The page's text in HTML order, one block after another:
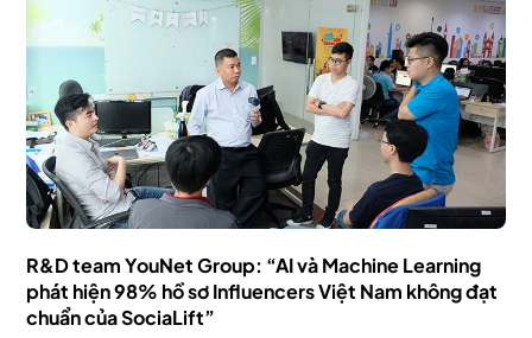
R&D team YouNet Group: “AI và Machine Learning
phát hiện 98% hồ sơ Influencers Việt Nam không đạt
chuẩn của SociaLift”